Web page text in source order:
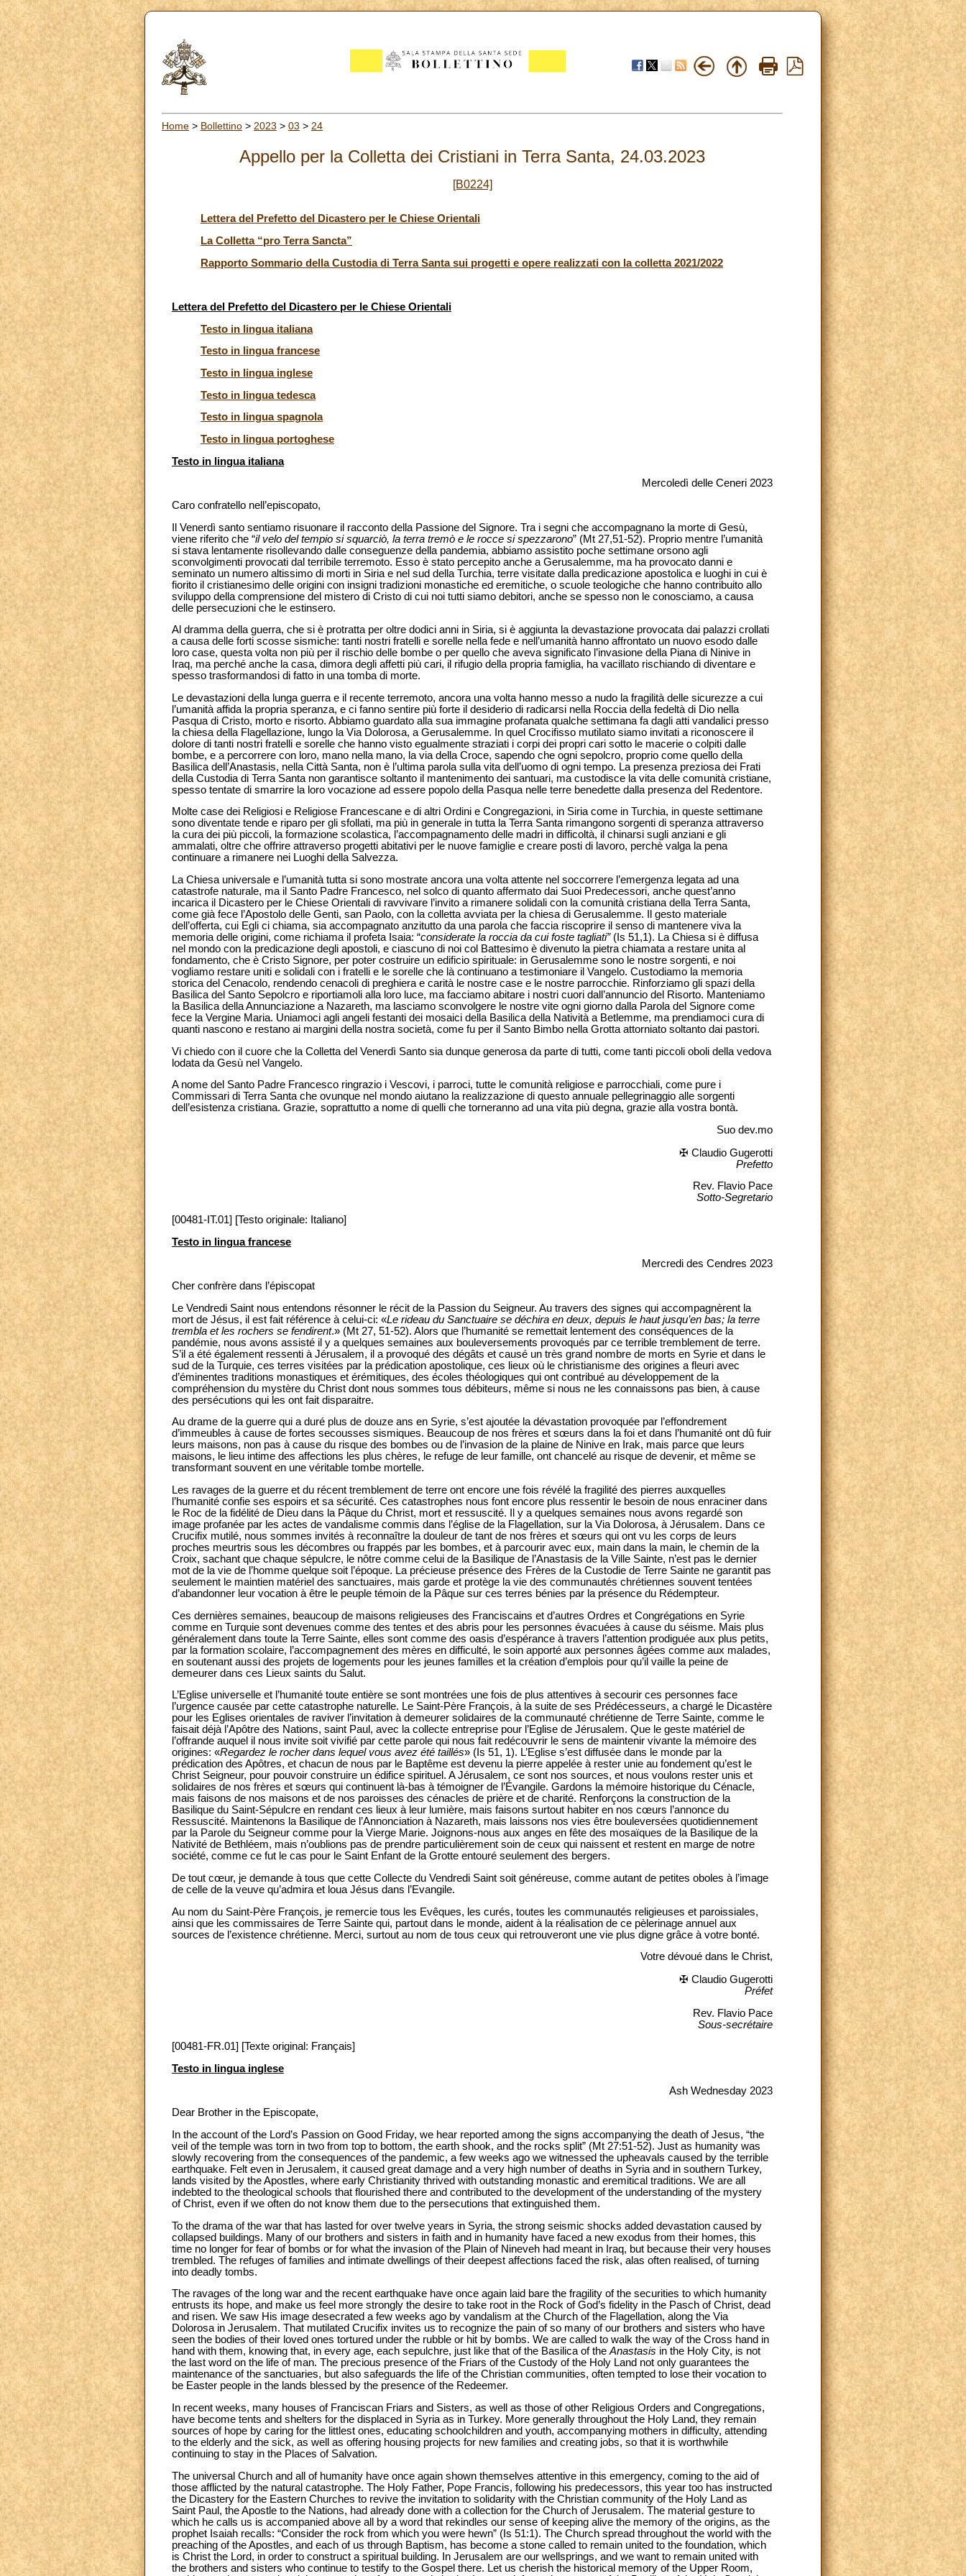
Home > Bollettino > 2023 > 03 > 24
Appello per la Colletta dei Cristiani in Terra Santa, 24.03.2023
[B0224]
Lettera del Prefetto del Dicastero per le Chiese Orientali
La Colletta “pro Terra Sancta”
Rapporto Sommario della Custodia di Terra Santa sui progetti e opere realizzati con la colletta 2021/2022
Lettera del Prefetto del Dicastero per le Chiese Orientali
Testo in lingua italiana
Testo in lingua francese
Testo in lingua inglese
Testo in lingua tedesca
Testo in lingua spagnola
Testo in lingua portoghese
Testo in lingua italiana
Mercoledì delle Ceneri 2023
Caro confratello nell’episcopato,
Il Venerdì santo sentiamo risuonare il racconto della Passione del Signore. Tra i segni che accompagnano la morte di Gesù,
viene riferito che “il velo del tempio si squarciò, la terra tremò e le rocce si spezzarono” (Mt 27,51-52). Proprio mentre l’umanità
si stava lentamente risollevando dalle conseguenze della pandemia, abbiamo assistito poche settimane orsono agli
sconvolgimenti provocati dal terribile terremoto. Esso è stato percepito anche a Gerusalemme, ma ha provocato danni e
seminato un numero altissimo di morti in Siria e nel sud della Turchia, terre visitate dalla predicazione apostolica e luoghi in cui è
fiorito il cristianesimo delle origini con insigni tradizioni monastiche ed eremitiche, o scuole teologiche che hanno contribuito allo
sviluppo della comprensione del mistero di Cristo di cui noi tutti siamo debitori, anche se spesso non le conosciamo, a causa
delle persecuzioni che le estinsero.
Al dramma della guerra, che si è protratta per oltre dodici anni in Siria, si è aggiunta la devastazione provocata dai palazzi crollati
a causa delle forti scosse sismiche: tanti nostri fratelli e sorelle nella fede e nell’umanità hanno affrontato un nuovo esodo dalle
loro case, questa volta non più per il rischio delle bombe o per quello che aveva significato l’invasione della Piana di Ninive in
Iraq, ma perché anche la casa, dimora degli affetti più cari, il rifugio della propria famiglia, ha vacillato rischiando di diventare e
spesso trasformandosi di fatto in una tomba di morte.
Le devastazioni della lunga guerra e il recente terremoto, ancora una volta hanno messo a nudo la fragilità delle sicurezze a cui
l’umanità affida la propria speranza, e ci fanno sentire più forte il desiderio di radicarsi nella Roccia della fedeltà di Dio nella
Pasqua di Cristo, morto e risorto. Abbiamo guardato alla sua immagine profanata qualche settimana fa dagli atti vandalici presso
la chiesa della Flagellazione, lungo la Via Dolorosa, a Gerusalemme. In quel Crocifisso mutilato siamo invitati a riconoscere il
dolore di tanti nostri fratelli e sorelle che hanno visto egualmente straziati i corpi dei propri cari sotto le macerie o colpiti dalle
bombe, e a percorrere con loro, mano nella mano, la via della Croce, sapendo che ogni sepolcro, proprio come quello della
Basilica dell’Anastasis, nella Città Santa, non è l’ultima parola sulla vita dell’uomo di ogni tempo. La presenza preziosa dei Frati
della Custodia di Terra Santa non garantisce soltanto il mantenimento dei santuari, ma custodisce la vita delle comunità cristiane,
spesso tentate di smarrire la loro vocazione ad essere popolo della Pasqua nelle terre benedette dalla presenza del Redentore.
Molte case dei Religiosi e Religiose Francescane e di altri Ordini e Congregazioni, in Siria come in Turchia, in queste settimane
sono diventate tende e riparo per gli sfollati, ma più in generale in tutta la Terra Santa rimangono sorgenti di speranza attraverso
la cura dei più piccoli, la formazione scolastica, l’accompagnamento delle madri in difficoltà, il chinarsi sugli anziani e gli
ammalati, oltre che offrire attraverso progetti abitativi per le nuove famiglie e creare posti di lavoro, perchè valga la pena
continuare a rimanere nei Luoghi della Salvezza.
La Chiesa universale e l’umanità tutta si sono mostrate ancora una volta attente nel soccorrere l’emergenza legata ad una
catastrofe naturale, ma il Santo Padre Francesco, nel solco di quanto affermato dai Suoi Predecessori, anche quest’anno
incarica il Dicastero per le Chiese Orientali di ravvivare l’invito a rimanere solidali con la comunità cristiana della Terra Santa,
come già fece l’Apostolo delle Genti, san Paolo, con la colletta avviata per la chiesa di Gerusalemme. Il gesto materiale
dell’offerta, cui Egli ci chiama, sia accompagnato anzitutto da una parola che faccia riscoprire il senso di mantenere viva la
memoria delle origini, come richiama il profeta Isaia: “considerate la roccia da cui foste tagliati” (Is 51,1). La Chiesa si è diffusa
nel mondo con la predicazione degli apostoli, e ciascuno di noi col Battesimo è divenuto la pietra chiamata a restare unita al
fondamento, che è Cristo Signore, per poter costruire un edificio spirituale: in Gerusalemme sono le nostre sorgenti, e noi
vogliamo restare uniti e solidali con i fratelli e le sorelle che là continuano a testimoniare il Vangelo. Custodiamo la memoria
storica del Cenacolo, rendendo cenacoli di preghiera e carità le nostre case e le nostre parrocchie. Rinforziamo gli spazi della
Basilica del Santo Sepolcro e riportiamoli alla loro luce, ma facciamo abitare i nostri cuori dall’annuncio del Risorto. Manteniamo
la Basilica della Annunciazione a Nazareth, ma lasciamo sconvolgere le nostre vite ogni giorno dalla Parola del Signore come
fece la Vergine Maria. Uniamoci agli angeli festanti dei mosaici della Basilica della Natività a Betlemme, ma prendiamoci cura di
quanti nascono e restano ai margini della nostra società, come fu per il Santo Bimbo nella Grotta attorniato soltanto dai pastori.
Vi chiedo con il cuore che la Colletta del Venerdì Santo sia dunque generosa da parte di tutti, come tanti piccoli oboli della vedova
lodata da Gesù nel Vangelo.
A nome del Santo Padre Francesco ringrazio i Vescovi, i parroci, tutte le comunità religiose e parrocchiali, come pure i
Commissari di Terra Santa che ovunque nel mondo aiutano la realizzazione di questo annuale pellegrinaggio alle sorgenti
dell’esistenza cristiana. Grazie, soprattutto a nome di quelli che torneranno ad una vita più degna, grazie alla vostra bontà.
Suo dev.mo
✠ Claudio Gugerotti
Prefetto
Rev. Flavio Pace
Sotto-Segretario
[00481-IT.01] [Testo originale: Italiano]
Testo in lingua francese
Mercredi des Cendres 2023
Cher confrère dans l’épiscopat
Le Vendredi Saint nous entendons résonner le récit de la Passion du Seigneur. Au travers des signes qui accompagnèrent la
mort de Jésus, il est fait référence à celui-ci: «Le rideau du Sanctuaire se déchira en deux, depuis le haut jusqu’en bas; la terre
trembla et les rochers se fendirent.» (Mt 27, 51-52). Alors que l’humanité se remettait lentement des conséquences de la
pandémie, nous avons assisté il y a quelques semaines aux bouleversements provoqués par ce terrible tremblement de terre.
S’il a été également ressenti à Jérusalem, il a provoqué des dégâts et causé un très grand nombre de morts en Syrie et dans le
sud de la Turquie, ces terres visitées par la prédication apostolique, ces lieux où le christianisme des origines a fleuri avec
d’éminentes traditions monastiques et érémitiques, des écoles théologiques qui ont contribué au développement de la
compréhension du mystère du Christ dont nous sommes tous débiteurs, même si nous ne les connaissons pas bien, à cause
des persécutions qui les ont fait disparaitre.
Au drame de la guerre qui a duré plus de douze ans en Syrie, s’est ajoutée la dévastation provoquée par l’effondrement
d’immeubles à cause de fortes secousses sismiques. Beaucoup de nos frères et sœurs dans la foi et dans l’humanité ont dû fuir
leurs maisons, non pas à cause du risque des bombes ou de l’invasion de la plaine de Ninive en Irak, mais parce que leurs
maisons, le lieu intime des affections les plus chères, le refuge de leur famille, ont chancelé au risque de devenir, et même se
transformant souvent en une véritable tombe mortelle.
Les ravages de la guerre et du récent tremblement de terre ont encore une fois révélé la fragilité des pierres auxquelles
l’humanité confie ses espoirs et sa sécurité. Ces catastrophes nous font encore plus ressentir le besoin de nous enraciner dans
le Roc de la fidélité de Dieu dans la Pâque du Christ, mort et ressuscité. Il y a quelques semaines nous avons regardé son
image profanée par les actes de vandalisme commis dans l’église de la Flagellation, sur la Via Dolorosa, à Jérusalem. Dans ce
Crucifix mutilé, nous sommes invités à reconnaître la douleur de tant de nos frères et sœurs qui ont vu les corps de leurs
proches meurtris sous les décombres ou frappés par les bombes, et à parcourir avec eux, main dans la main, le chemin de la
Croix, sachant que chaque sépulcre, le nôtre comme celui de la Basilique de l’Anastasis de la Ville Sainte, n’est pas le dernier
mot de la vie de l’homme quelque soit l’époque. La précieuse présence des Frères de la Custodie de Terre Sainte ne garantit pas
seulement le maintien matériel des sanctuaires, mais garde et protège la vie des communautés chrétiennes souvent tentées
d’abandonner leur vocation à être le peuple témoin de la Pâque sur ces terres bénies par la présence du Rédempteur.
Ces dernières semaines, beaucoup de maisons religieuses des Franciscains et d’autres Ordres et Congrégations en Syrie
comme en Turquie sont devenues comme des tentes et des abris pour les personnes évacuées à cause du séisme. Mais plus
généralement dans toute la Terre Sainte, elles sont comme des oasis d’espérance à travers l’attention prodiguée aux plus petits,
par la formation scolaire, l’accompagnement des mères en difficulté, le soin apporté aux personnes âgées comme aux malades,
en soutenant aussi des projets de logements pour les jeunes familles et la création d’emplois pour qu’il vaille la peine de
demeurer dans ces Lieux saints du Salut.
L’Eglise universelle et l’humanité toute entière se sont montrées une fois de plus attentives à secourir ces personnes face
l’urgence causée par cette catastrophe naturelle. Le Saint-Père François, à la suite de ses Prédécesseurs, a chargé le Dicastère
pour les Eglises orientales de raviver l’invitation à demeurer solidaires de la communauté chrétienne de Terre Sainte, comme le
faisait déjà l’Apôtre des Nations, saint Paul, avec la collecte entreprise pour l’Eglise de Jérusalem. Que le geste matériel de
l’offrande auquel il nous invite soit vivifié par cette parole qui nous fait redécouvrir le sens de maintenir vivante la mémoire des
origines: «Regardez le rocher dans lequel vous avez été taillés» (Is 51, 1). L’Eglise s’est diffusée dans le monde par la
prédication des Apôtres, et chacun de nous par le Baptême est devenu la pierre appelée à rester unie au fondement qu’est le
Christ Seigneur, pour pouvoir construire un édifice spirituel. A Jérusalem, ce sont nos sources, et nous voulons rester unis et
solidaires de nos frères et sœurs qui continuent là-bas à témoigner de l’Évangile. Gardons la mémoire historique du Cénacle,
mais faisons de nos maisons et de nos paroisses des cénacles de prière et de charité. Renforçons la construction de la
Basilique du Saint-Sépulcre en rendant ces lieux à leur lumière, mais faisons surtout habiter en nos cœurs l’annonce du
Ressuscité. Maintenons la Basilique de l’Annonciation à Nazareth, mais laissons nos vies être bouleversées quotidiennement
par la Parole du Seigneur comme pour la Vierge Marie. Joignons-nous aux anges en fête des mosaïques de la Basilique de la
Nativité de Bethléem, mais n’oublions pas de prendre particulièrement soin de ceux qui naissent et restent en marge de notre
société, comme ce fut le cas pour le Saint Enfant de la Grotte entouré seulement des bergers.
De tout cœur, je demande à tous que cette Collecte du Vendredi Saint soit généreuse, comme autant de petites oboles à l’image
de celle de la veuve qu’admira et loua Jésus dans l’Evangile.
Au nom du Saint-Père François, je remercie tous les Evêques, les curés, toutes les communautés religieuses et paroissiales,
ainsi que les commissaires de Terre Sainte qui, partout dans le monde, aident à la réalisation de ce pèlerinage annuel aux
sources de l’existence chrétienne. Merci, surtout au nom de tous ceux qui retrouveront une vie plus digne grâce à votre bonté.
Votre dévoué dans le Christ,
✠ Claudio Gugerotti
Préfet
Rev. Flavio Pace
Sous-secrétaire
[00481-FR.01] [Texte original: Français]
Testo in lingua inglese
Ash Wednesday 2023
Dear Brother in the Episcopate,
In the account of the Lord’s Passion on Good Friday, we hear reported among the signs accompanying the death of Jesus, “the
veil of the temple was torn in two from top to bottom, the earth shook, and the rocks split” (Mt 27:51-52). Just as humanity was
slowly recovering from the consequences of the pandemic, a few weeks ago we witnessed the upheavals caused by the terrible
earthquake. Felt even in Jerusalem, it caused great damage and a very high number of deaths in Syria and in southern Turkey,
lands visited by the Apostles, where early Christianity thrived with outstanding monastic and eremitical traditions. We are all
indebted to the theological schools that flourished there and contributed to the development of the understanding of the mystery
of Christ, even if we often do not know them due to the persecutions that extinguished them.
To the drama of the war that has lasted for over twelve years in Syria, the strong seismic shocks added devastation caused by
collapsed buildings. Many of our brothers and sisters in faith and in humanity have faced a new exodus from their homes, this
time no longer for fear of bombs or for what the invasion of the Plain of Nineveh had meant in Iraq, but because their very houses
trembled. The refuges of families and intimate dwellings of their deepest affections faced the risk, alas often realised, of turning
into deadly tombs.
The ravages of the long war and the recent earthquake have once again laid bare the fragility of the securities to which humanity
entrusts its hope, and make us feel more strongly the desire to take root in the Rock of God’s fidelity in the Pasch of Christ, dead
and risen. We saw His image desecrated a few weeks ago by vandalism at the Church of the Flagellation, along the Via
Dolorosa in Jerusalem. That mutilated Crucifix invites us to recognize the pain of so many of our brothers and sisters who have
seen the bodies of their loved ones tortured under the rubble or hit by bombs. We are called to walk the way of the Cross hand in
hand with them, knowing that, in every age, each sepulchre, just like that of the Basilica of the Anastasis in the Holy City, is not
the last word on the life of man. The precious presence of the Friars of the Custody of the Holy Land not only guarantees the
maintenance of the sanctuaries, but also safeguards the life of the Christian communities, often tempted to lose their vocation to
be Easter people in the lands blessed by the presence of the Redeemer.
In recent weeks, many houses of Franciscan Friars and Sisters, as well as those of other Religious Orders and Congregations,
have become tents and shelters for the displaced in Syria as in Turkey. More generally throughout the Holy Land, they remain
sources of hope by caring for the littlest ones, educating schoolchildren and youth, accompanying mothers in difficulty, attending
to the elderly and the sick, as well as offering housing projects for new families and creating jobs, so that it is worthwhile
continuing to stay in the Places of Salvation.
The universal Church and all of humanity have once again shown themselves attentive in this emergency, coming to the aid of
those afflicted by the natural catastrophe. The Holy Father, Pope Francis, following his predecessors, this year too has instructed
the Dicastery for the Eastern Churches to revive the invitation to solidarity with the Christian community of the Holy Land as
Saint Paul, the Apostle to the Nations, had already done with a collection for the Church of Jerusalem. The material gesture to
which he calls us is accompanied above all by a word that rekindles our sense of keeping alive the memory of the origins, as the
prophet Isaiah recalls: “Consider the rock from which you were hewn” (Is 51:1). The Church spread throughout the world with the
preaching of the Apostles, and each of us through Baptism, has become a stone called to remain united to the foundation, which
is Christ the Lord, in order to construct a spiritual building. In Jerusalem are our wellsprings, and we want to remain united with
the brothers and sisters who continue to testify to the Gospel there. Let us cherish the historical memory of the Upper Room,